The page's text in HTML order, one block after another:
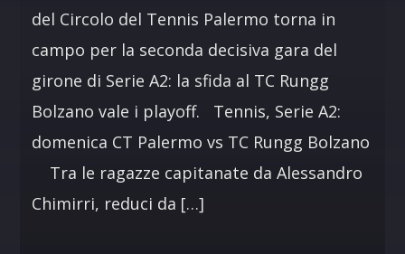
del Circolo del Tennis Palermo torna in
campo per la seconda decisiva gara del
girone di Serie A2: la sfida al TC Rungg
Bolzano vale i playoff. Tennis, Serie A2:
domenica CT Palermo vs TC Rungg Bolzano
Tra le ragazze capitanate da Alessandro
Chimirri, reduci da […]